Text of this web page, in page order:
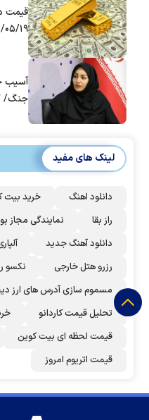
قیمت
۱۴۰۵/
جنگ/
لینک های مفید
دانلود اهنگ خرید بیت
راز بقا
نمایندگی مجاز
دانلود آهنگ جدید
رزرو هتل خارجی
نکسو
مسموم سازی آدرس های ارز
تحلیل قیمت کاردانو
قیمت لحظه ای بیت کوین
قیمت اتریوم امروز